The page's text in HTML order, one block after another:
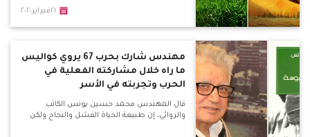
٢١فبراير٢٠٢٠
مهندس شارك بحرب 67 يروي كواليس
ما راه خلال مشاركته الفعلية في
الحرب وتجربته في الأسر
قال المهندس محمد حسين يونس الكاتب
والروائي، إن طبيعة الحياة الفشل والنجاح ولكن